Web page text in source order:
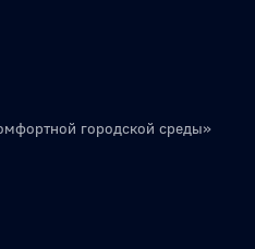
городской среды»